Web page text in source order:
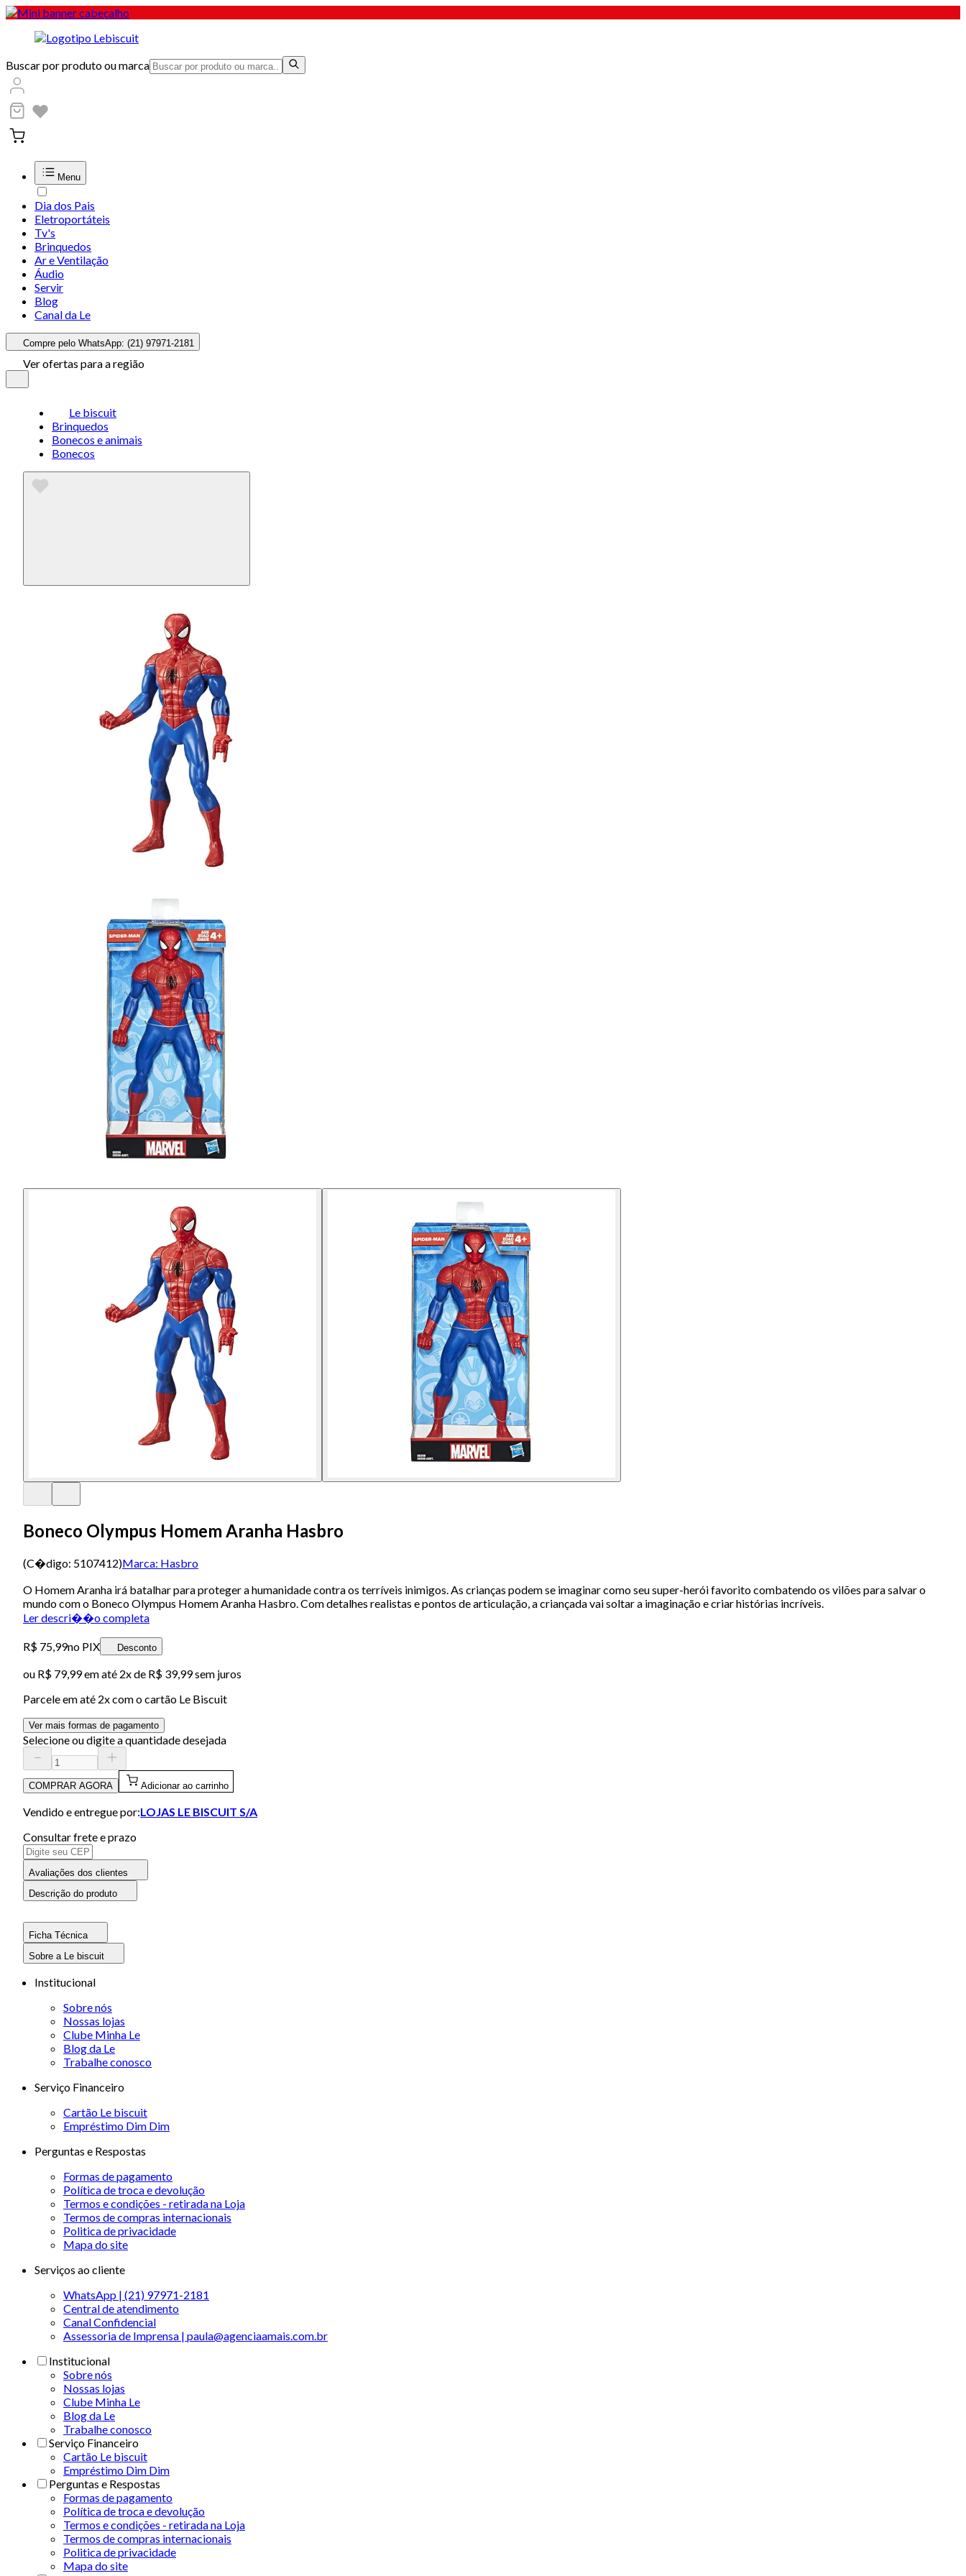
Buscar por produto ou marca
Menu
Dia dos Pais
Eletroportáteis
Tv's
Brinquedos
Ar e Ventilação
Áudio
Servir
Blog
Canal da Le
Compre pelo WhatsApp: (21) 97971-2181
Ver ofertas para a região
Le biscuit
Brinquedos
Bonecos e animais
Bonecos
Boneco Olympus Homem Aranha Hasbro
(C�digo: 5107412)Marca: Hasbro
O Homem Aranha irá batalhar para proteger a humanidade contra os terríveis inimigos. As crianças podem se imaginar como seu super-herói favorito combatendo os vilões para salvar o
mundo com o Boneco Olympus Homem Aranha Hasbro. Com detalhes realistas e pontos de articulação, a criançada vai soltar a imaginação e criar histórias incríveis.
Ler descri��o completa
R$ 75,99no PIX Desconto
ou R$ 79,99em até 2x de R$ 39,99 sem juros
Parcele em até 2x com o cartão Le Biscuit
Ver mais formas de pagamento
Selecione ou digite a quantidade desejada
COMPRAR AGORA Adicionar ao carrinho
Vendido e entregue por:LOJAS LE BISCUIT S/A
Consultar frete e prazo
Avaliações dos clientes
Descrição do produto
Ficha Técnica
Sobre a Le biscuit
Institucional
Sobre nós
Nossas lojas
Clube Minha Le
Blog da Le
Trabalhe conosco
Serviço Financeiro
Cartão Le biscuit
Empréstimo Dim Dim
Perguntas e Respostas
Formas de pagamento
Política de troca e devolução
Termos e condições - retirada na Loja
Termos de compras internacionais
Politica de privacidade
Mapa do site
Serviços ao cliente
WhatsApp | (21) 97971-2181
Central de atendimento
Canal Confidencial
Assessoria de Imprensa | paula@agenciaamais.com.br
Institucional
Sobre nós
Nossas lojas
Clube Minha Le
Blog da Le
Trabalhe conosco
Serviço Financeiro
Cartão Le biscuit
Empréstimo Dim Dim
Perguntas e Respostas
Formas de pagamento
Política de troca e devolução
Termos e condições - retirada na Loja
Termos de compras internacionais
Politica de privacidade
Mapa do site